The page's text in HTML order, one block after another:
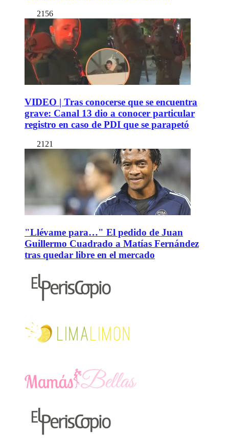
2156
VIDEO | Tras conocerse que se encuentra
grave: Canal 13 dio a conocer particular
registro en caso de PDI que se parapetó
2121
"Llévame para…" El pedido de Juan
Guillermo Cuadrado a Matías Fernández
tras quedar libre en el mercado